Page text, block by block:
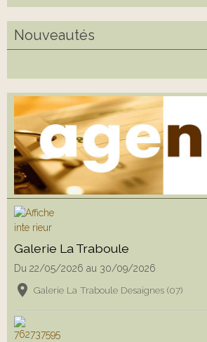
Nouveautés
Galerie La Traboule
Du 22/05/2026 au 30/09/2026
Galerie La Traboule Desaignes (07)